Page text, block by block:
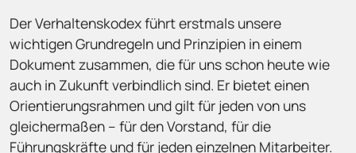
Der Verhaltenskodex führt erstmals unsere
wichtigen Grundregeln und Prinzipien in einem
Dokument zusammen, die für uns schon heute wie
auch in Zukunft verbindlich sind. Er bietet einen
Orientierungsrahmen und gilt für jeden von uns
gleichermaßen – für den Vorstand, für die
Führungskräfte und für jeden einzelnen Mitarbeiter.